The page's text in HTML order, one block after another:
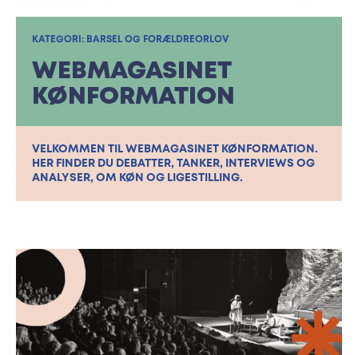
Bestyrelse
Kontakt
KVINFOs historie
KATEGORI: BARSEL OG FORÆLDREORLOV
WEBMAGASINET
KØNFORMATION
VELKOMMEN TIL WEBMAGASINET KØNFORMATION.
HER FINDER DU DEBATTER, TANKER, INTERVIEWS OG
ANALYSER, OM KØN OG LIGESTILLING.